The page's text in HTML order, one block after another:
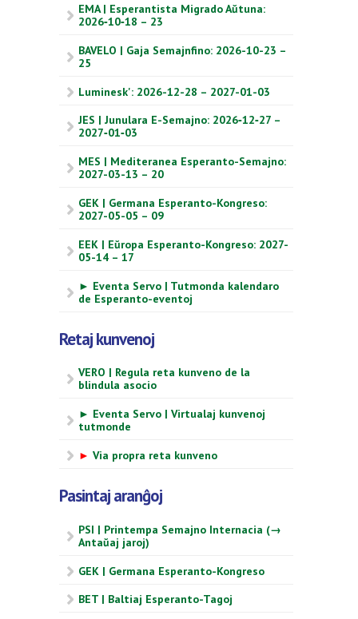
EMA | Esperantista Migrado Aŭtuna:
2026‑10‑18 – 23
BAVELO | Gaja Semajnfino: 2026-10-23 –
25
Luminesk': 2026-12-28 – 2027-01-03
JES | Junulara E-Semajno: 2026‑12‑27 –
2027‑01‑03
MES | Mediteranea Esperanto-Semajno:
2027-03-13 – 20
GEK | Germana Esperanto-Kongreso:
2027-05-05 – 09
EEK | Eŭropa Esperanto-Kongreso: 2027-
05-14 – 17
► Eventa Servo | Tutmonda kalendaro
de Esperanto-eventoj
Retaj kunvenoj
VERO | Regula reta kunveno de la
blindula asocio
► Eventa Servo | Virtualaj kunvenoj
tutmonde
► Via propra reta kunveno
Pasintaj aranĝoj
PSI | Printempa Semajno Internacia (→
Antaŭaj jaroj)
GEK | Germana Esperanto-Kongreso
BET | Baltiaj Esperanto-Tagoj